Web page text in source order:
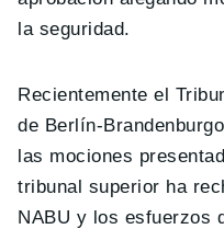
la seguridad.
Recientemente el
de Berlín-
las mociones
tribunal superior ha
NABU y los esfuerzos